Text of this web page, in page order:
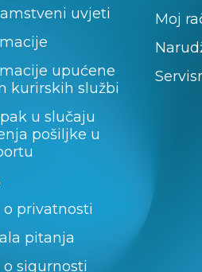
uvjeti
upućene
kurirskih službi
u slučaju
pošiljke u
o privatnosti
pitanja
o sigurnosti
Moj